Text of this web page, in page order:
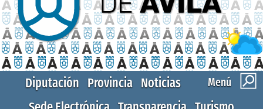
Menú
Diputación Provincia Noticias